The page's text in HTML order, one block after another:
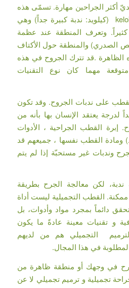
أكثر الجراحين مهارة. تسمّى هذه
الحالة في اللغة الطبية keloid (كيلويد: ندبة كبيرة جداً) وهي
وتعرف المنطقة عند عظمة
الصدري) والمنطقة حول الأكتاف
الظاهرة .قد تترك الجروح في هذه
مهما كان نوع التقنيات
على ندبات الجروح. وقد تكون
يعتقد الإنسان بها بأنه من
القطب الجراحية ، الأدوات
ومادة القطب نفسها ، جميعهم قد
وندبات غير مستحبّة إذا لم يتم
لكن معالجة الجرح بطريقة
القطب التجميلية ليست أداة
دائماً بمجرد مواد وأدوات، بل
و تقنيات معينة عادةً ما يكون
التجميلي هم من لديهم
في هذا المجال.
في وجهك أو منطقة ظاهرة من
تجميلية و ترميم تجميلي لا عن